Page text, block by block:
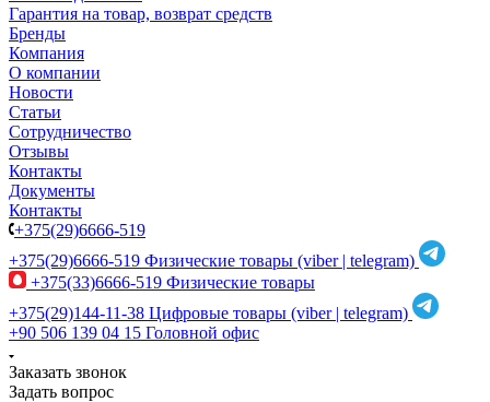
Гарантия на товар, возврат средств
Бренды
Компания
О компании
Новости
Статьи
Сотрудничество
Отзывы
Контакты
Документы
Контакты
+375(29)6666-519
+375(29)6666-519 Физические товары (viber | telegram)
+375(33)6666-519 Физические товары
+375(29)144-11-38 Цифровые товары (viber | telegram)
+90 506 139 04 15 Головной офис
Заказать звонок
Задать вопрос